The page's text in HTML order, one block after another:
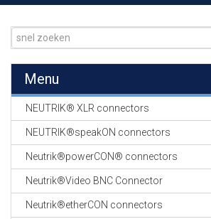
GEVLOCHTEN KOUS
EN
KRIMP KOUS
KOPER KABEL
OP ROL
Menu
NEUTRIK® XLR connectors
NEUTRIK®speakON connectors
Neutrik®powerCON® connectors
Neutrik®Video BNC Connector
Neutrik®etherCON connectors